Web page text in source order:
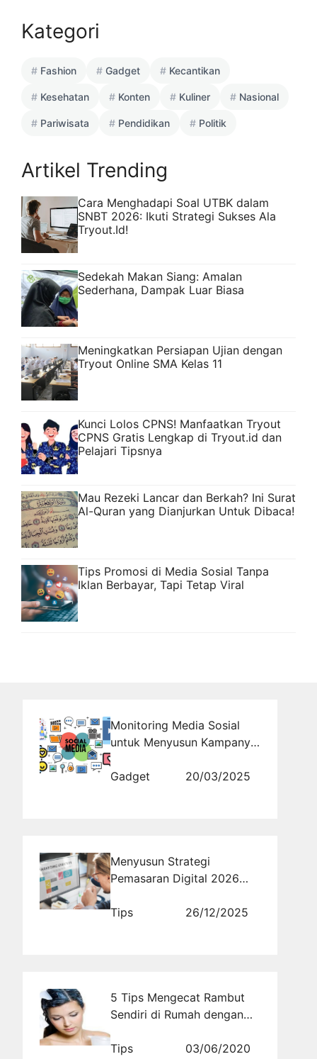
Kategori
Fashion Gadget Kecantikan
Kesehatan Konten Kuliner Nasional
Pariwisata Pendidikan Politik
Artikel Trending
Cara Menghadapi Soal UTBK dalam
SNBT 2026: Ikuti Strategi Sukses Ala
Tryout.Id!
Sedekah Makan Siang: Amalan
Sederhana, Dampak Luar Biasa
Meningkatkan Persiapan Ujian dengan
Tryout Online SMA Kelas 11
Kunci Lolos CPNS! Manfaatkan Tryout
CPNS Gratis Lengkap di Tryout.id dan
Pelajari Tipsnya
Mau Rezeki Lancar dan Berkah? Ini Surat
Al-Quran yang Dianjurkan Untuk Dibaca!
Tips Promosi di Media Sosial Tanpa
Iklan Berbayar, Tapi Tetap Viral
Monitoring Media Sosial
untuk Menyusun Kampanye
Efektif
Gadget 20/03/2025
Menyusun Strategi
Pemasaran Digital 2026
Algoritma Pencarian Visual
Tips 26/12/2025
5 Tips Mengecat Rambut
Sendiri di Rumah dengan
Tips
03/06/2020